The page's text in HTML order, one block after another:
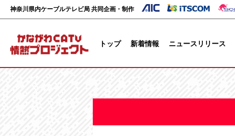
神奈川県内ケーブルテレビ局 共同企画・制作
トップ 新着情報 ニュースリリース